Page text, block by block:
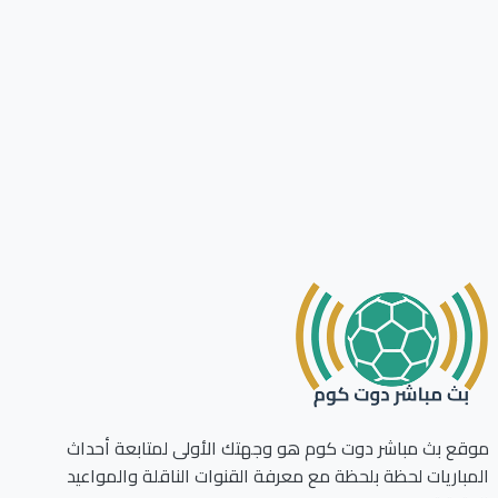
بث مباشر دوت كوم هو وجهتك الأولى لمتابعة أحداث
لحظة بلحظة مع معرفة القنوات الناقلة والمواعيد